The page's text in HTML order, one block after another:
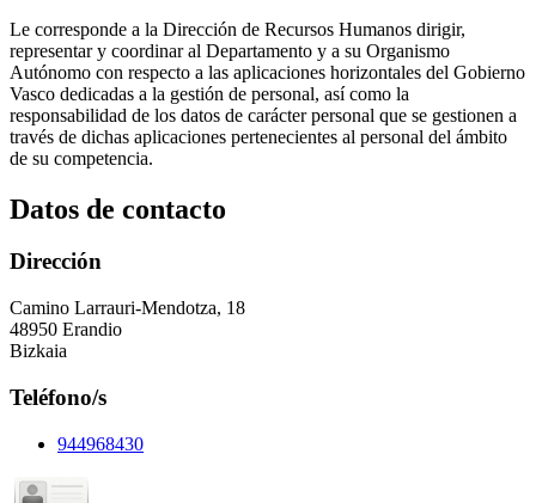
Le corresponde a la Dirección de Recursos Humanos dirigir,
representar y coordinar al Departamento y a su Organismo
Autónomo con respecto a las aplicaciones horizontales del Gobierno
Vasco dedicadas a la gestión de personal, así como la
responsabilidad de los datos de carácter personal que se gestionen a
través de dichas aplicaciones pertenecientes al personal del ámbito
de su competencia.
Datos de contacto
Dirección
Camino Larrauri-Mendotza, 18
48950 Erandio
Bizkaia
Teléfono/s
944968430